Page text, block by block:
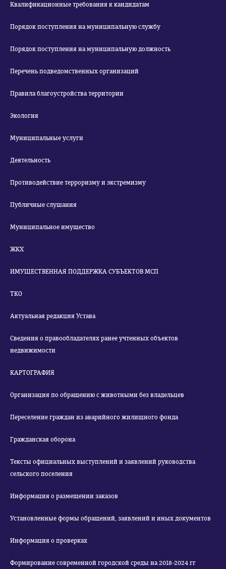
Квалификационные требования к кандидатам
Порядок поступления на муниципальную службу
Порядок поступления на муниципальную должность
Перечень подведомственных организаций
Правила благоустройства территории
Экология
Муниципальные услуги
Деятельность
Противодействие терроризму и экстремизму
Публичные слушания
Муниципальное имущество
ЖКХ
ИМУЩЕСТВЕННАЯ ПОДДЕРЖКА СУБЪЕКТОВ МСП
ТКО
Актуальная редакция Устава
Сведения о правообладателях ранее учтенных объектов
недвижимости
КАРТОГРАФИЯ
Организация по обращению с животными без владельцев
Переселение граждан из аварийного жилищного фонда
Гражданская оборона
Тексты официальных выступлений и заявлений руководства
сельского поселения
Информация о размещении заказов
Установленные формы обращений, заявлений и иных документов
Информация о проверках
Формирование современной городской среды на 2018-2024 гг